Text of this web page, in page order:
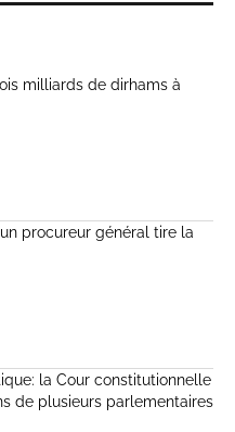
milliards de dirhams à
un procureur général tire la
la Cour constitutionnelle
de plusieurs parlementaires